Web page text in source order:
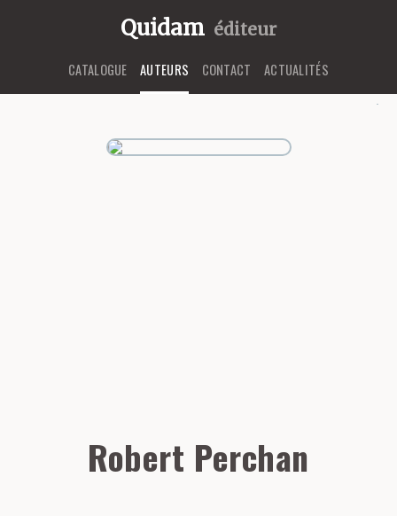
Quidam éditeur
CATALOGUE AUTEURS CONTACT ACTUALITÉS
Robert Perchan